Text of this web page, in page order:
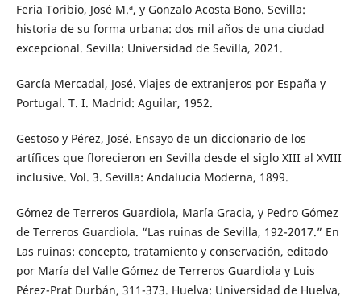
Feria Toribio, José M.ª, y Gonzalo Acosta Bono. Sevilla:
historia de su forma urbana: dos mil años de una ciudad
excepcional. Sevilla: Universidad de Sevilla, 2021.
García Mercadal, José. Viajes de extranjeros por España y
Portugal. T. I. Madrid: Aguilar, 1952.
Gestoso y Pérez, José. Ensayo de un diccionario de los
artífices que florecieron en Sevilla desde el siglo XIII al XVIII
inclusive. Vol. 3. Sevilla: Andalucía Moderna, 1899.
Gómez de Terreros Guardiola, María Gracia, y Pedro Gómez
de Terreros Guardiola. “Las ruinas de Sevilla, 192-2017.” En
Las ruinas: concepto, tratamiento y conservación, editado
por María del Valle Gómez de Terreros Guardiola y Luis
Pérez-Prat Durbán, 311-373. Huelva: Universidad de Huelva,